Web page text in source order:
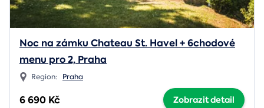
Noc na zámku Chateau St. Havel + 6chodové
menu pro 2, Praha
Region: Praha
6 690 Kč Zobrazit detail